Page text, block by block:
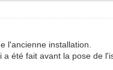
l'ancienne installation.
été fait avant la pose de